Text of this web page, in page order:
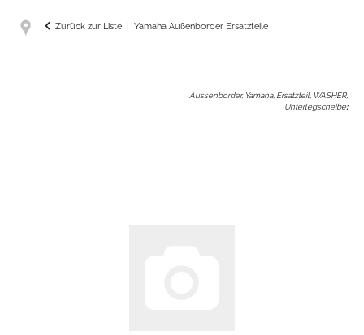
Zurück zur Liste Yamaha Außenborder Ersatzteile
Aussenborder, Yamaha, Ersatzteil, WASHER,
Unterlegscheibe: